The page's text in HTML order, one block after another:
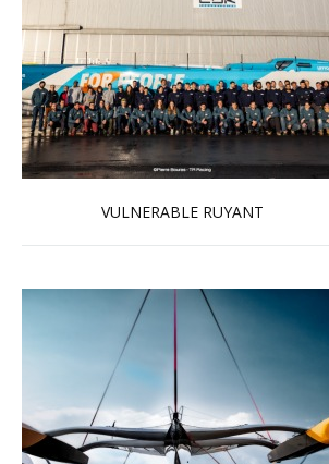
VULNERABLE RUYANT
En savoir plus...